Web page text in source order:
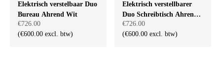
Elektrisch verstelbaar Duo
Bureau Ahrend Wit
€726.00
(€600.00 excl. btw)
Elektrisch verstellbarer
Duo Schreibtisch Ahrend
Schwarz
€726.00
(€600.00 excl. btw)